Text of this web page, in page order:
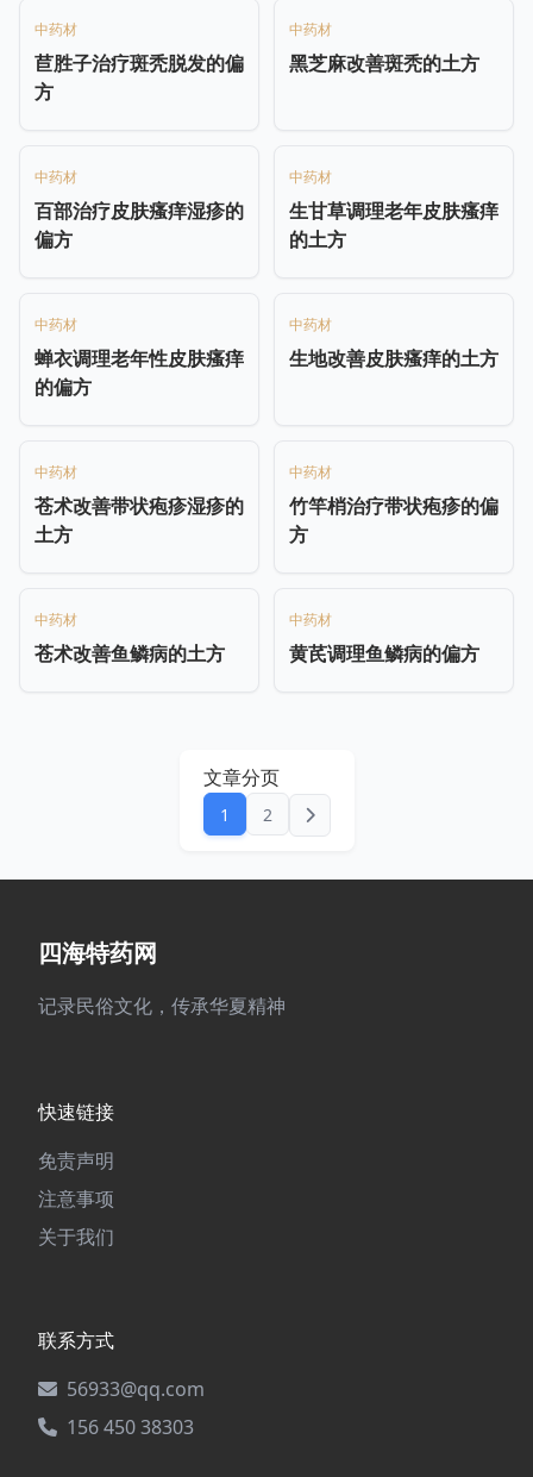
中药材
苣胜子治疗斑秃脱发的偏
方
中药材
黑芝麻改善斑秃的土方
中药材
百部治疗皮肤瘙痒湿疹的
偏方
中药材
生甘草调理老年皮肤瘙痒
的土方
中药材
蝉衣调理老年性皮肤瘙痒
的偏方
中药材
生地改善皮肤瘙痒的土方
中药材
苍术改善带状疱疹湿疹的
土方
中药材
竹竿梢治疗带状疱疹的偏
方
中药材
苍术改善鱼鳞病的土方
中药材
黄芪调理鱼鳞病的偏方
文章分页
1 2
四海特药网
记录民俗文化，传承华夏精神
快速链接
免责声明
注意事项
关于我们
联系方式
56933@qq.com
156 450 38303